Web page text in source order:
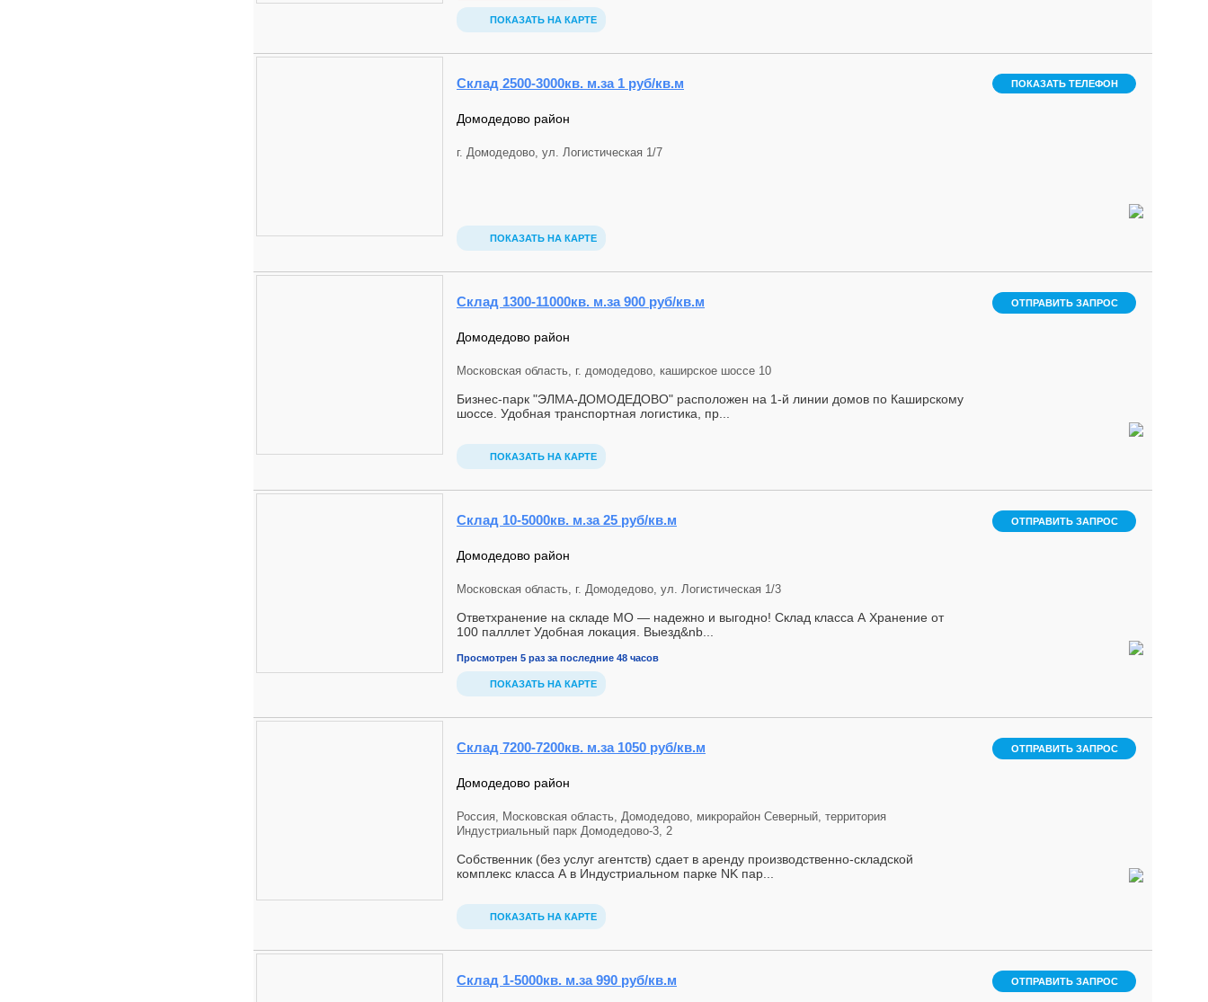
ПОКАЗАТЬ НА КАРТЕ
Склад 2500-3000кв. м.за 1 руб/кв.м
Домодедово район
г. Домодедово, ул. Логистическая 1/7
ПОКАЗАТЬ ТЕЛЕФОН
ПОКАЗАТЬ НА КАРТЕ
Склад 1300-11000кв. м.за 900 руб/кв.м
Домодедово район
Московская область, г. домодедово, каширское шоссе 10
Бизнес-парк "ЭЛМА-ДОМОДЕДОВО" расположен на 1-й линии домов по Каширскому
шоссе. Удобная транспортная логистика, пр...
ОТПРАВИТЬ ЗАПРОС
ПОКАЗАТЬ НА КАРТЕ
Склад 10-5000кв. м.за 25 руб/кв.м
Домодедово район
Московская область, г. Домодедово, ул. Логистическая 1/3
Ответхранение на складе МО — надежно и выгодно! Склад класса А Хранение от
100 палллет Удобная локация. Выезд&nb...
ОТПРАВИТЬ ЗАПРОС
Просмотрен 5 раз за последние 48 часов
ПОКАЗАТЬ НА КАРТЕ
Склад 7200-7200кв. м.за 1050 руб/кв.м
Домодедово район
Россия, Московская область, Домодедово, микрорайон Северный, территория
Индустриальный парк Домодедово-3, 2
Собственник (без услуг агентств) сдает в аренду производственно-складской
комплекс класса А в Индустриальном парке NK пар...
ОТПРАВИТЬ ЗАПРОС
ПОКАЗАТЬ НА КАРТЕ
Склад 1-5000кв. м.за 990 руб/кв.м ОТПРАВИТЬ ЗАПРОС